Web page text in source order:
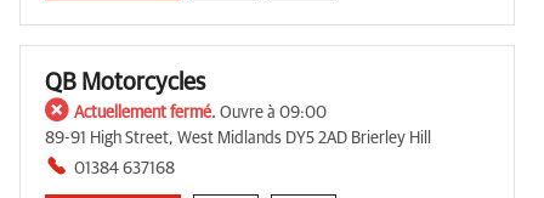
QB Motorcycles
Actuellement fermé. Ouvre à 09:00
89-91 High Street, West Midlands DY5 2AD Brierley Hill
01384 637168